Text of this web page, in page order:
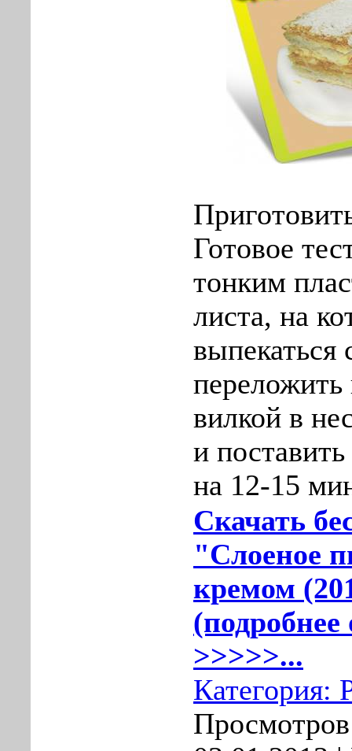
Готовое
тонким
листа, на
выпекаться
переложить
вилкой в
и
на 12-15
Скачать
"Слоеное
кремом
(подробнее
>>>>>...
Категория: